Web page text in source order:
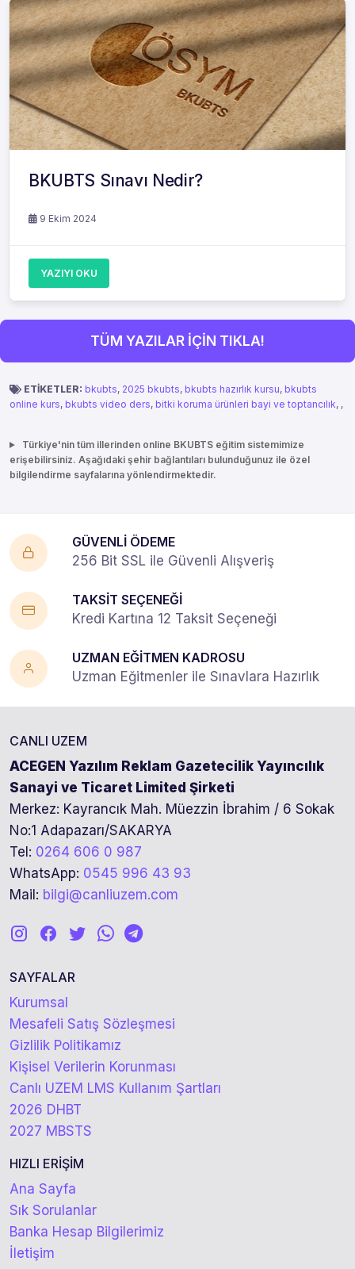
BKUBTS Sınavı Nedir?
9 Ekim 2024
YAZIYI OKU
TÜM YAZILAR İÇİN TIKLA!
ETİKETLER: bkubts, 2025 bkubts, bkubts hazırlık kursu, bkubts
online kurs, bkubts video ders, bitki koruma ürünleri bayi ve toptancılık, ,
Türkiye'nin tüm illerinden online BKUBTS eğitim sistemimize
erişebilirsiniz. Aşağıdaki şehir bağlantıları bulunduğunuz ile özel
bilgilendirme sayfalarına yönlendirmektedir.
GÜVENLİ ÖDEME
256 Bit SSL ile Güvenli Alışveriş
TAKSİT SEÇENEĞİ
Kredi Kartına 12 Taksit Seçeneği
UZMAN EĞİTMEN KADROSU
Uzman Eğitmenler ile Sınavlara Hazırlık
CANLI UZEM
ACEGEN Yazılım Reklam Gazetecilik Yayıncılık
Sanayi ve Ticaret Limited Şirketi
Merkez: Kayrancık Mah. Müezzin İbrahim / 6 Sokak
No:1 Adapazarı/SAKARYA
Tel: 0264 606 0 987
WhatsApp: 0545 996 43 93
Mail: bilgi@canliuzem.com
SAYFALAR
Kurumsal
Mesafeli Satış Sözleşmesi
Gizlilik Politikamız
Kişisel Verilerin Korunması
Canlı UZEM LMS Kullanım Şartları
2026 DHBT
2027 MBSTS
HIZLI ERİŞİM
Ana Sayfa
Sık Sorulanlar
Banka Hesap Bilgilerimiz
İletişim